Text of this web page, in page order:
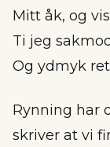
Mitt åk, og
Ti jeg
Og ydmyk
Rynning har
skriver at vi